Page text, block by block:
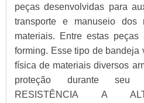
peças desenvolvidas para
transporte e manuseio
materiais. Entre estas
forming. Esse tipo de bandeja
física de materiais diversos
proteção durante seu
RESISTÊNCIA A